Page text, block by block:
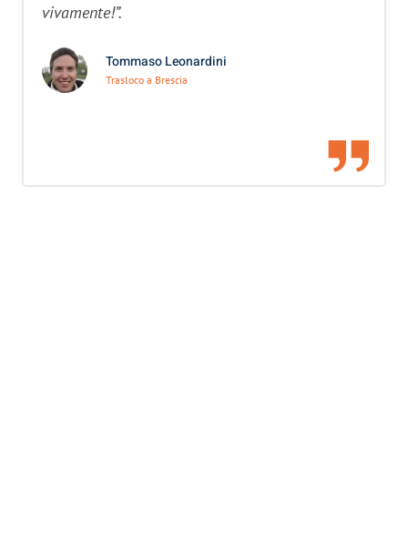
vivamente!”.
Tommaso Leonardini
Trasloco a Brescia